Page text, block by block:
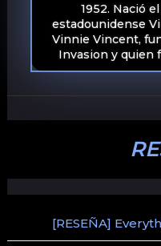
1952. Nació
estadounidense
Vinnie Vincent,
Invasion y quien
[RESEÑA]